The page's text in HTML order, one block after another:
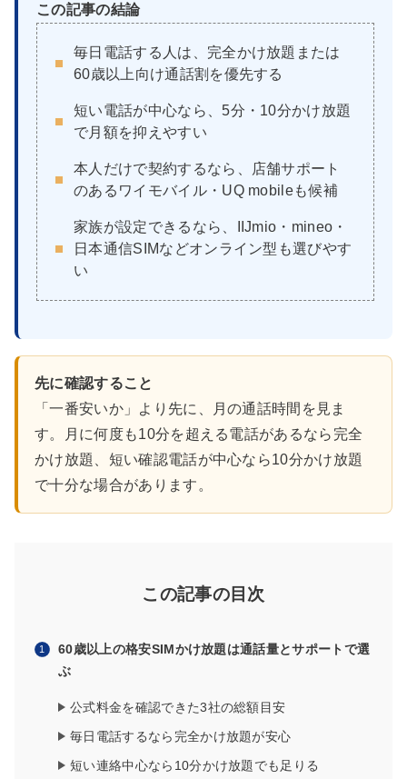
この記事の結論
毎日電話する人は、完全かけ放題または
60歳以上向け通話割を優先する
短い電話が中心なら、5分・10分かけ放題
で月額を抑えやすい
本人だけで契約するなら、店舗サポート
のあるワイモバイル・UQ mobileも候補
家族が設定できるなら、IIJmio・mineo・
日本通信SIMなどオンライン型も選びやす
い
先に確認すること
「一番安いか」より先に、月の通話時間を見ま
す。月に何度も10分を超える電話があるなら完全
かけ放題、短い確認電話が中心なら10分かけ放題
で十分な場合があります。
この記事の目次
60歳以上の格安SIMかけ放題は通話量とサポートで選
ぶ
公式料金を確認できた3社の総額目安
毎日電話するなら完全かけ放題が安心
短い連絡中心なら10分かけ放題でも足りる